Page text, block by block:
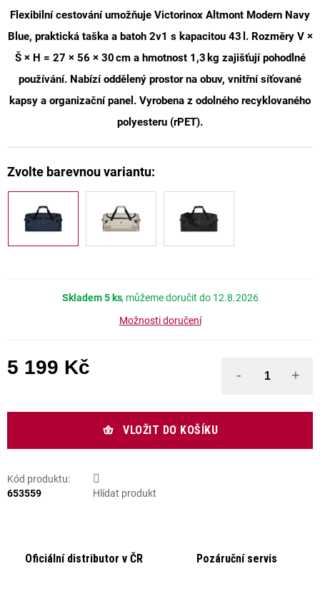
Flexibilní cestování umožňuje Victorinox Altmont Modern Navy
Blue, praktická taška a batoh 2v1 s kapacitou 43 l. Rozměry V ×
Š × H = 27 × 56 × 30 cm a hmotnost 1,3 kg zajišťují pohodlné
používání. Nabízí oddělený prostor na obuv, vnitřní síťované
kapsy a organizační panel. Vyrobena z odolného recyklovaného
polyesteru (rPET).
Skladem5 ks
12.8.2026
Možnosti doručení
5 199 Kč
VLOŽIT DO KOŠÍKU
Kód produktu:
653559
Hlídat produkt
Oficiální distributor v ČR Pozáruční servis